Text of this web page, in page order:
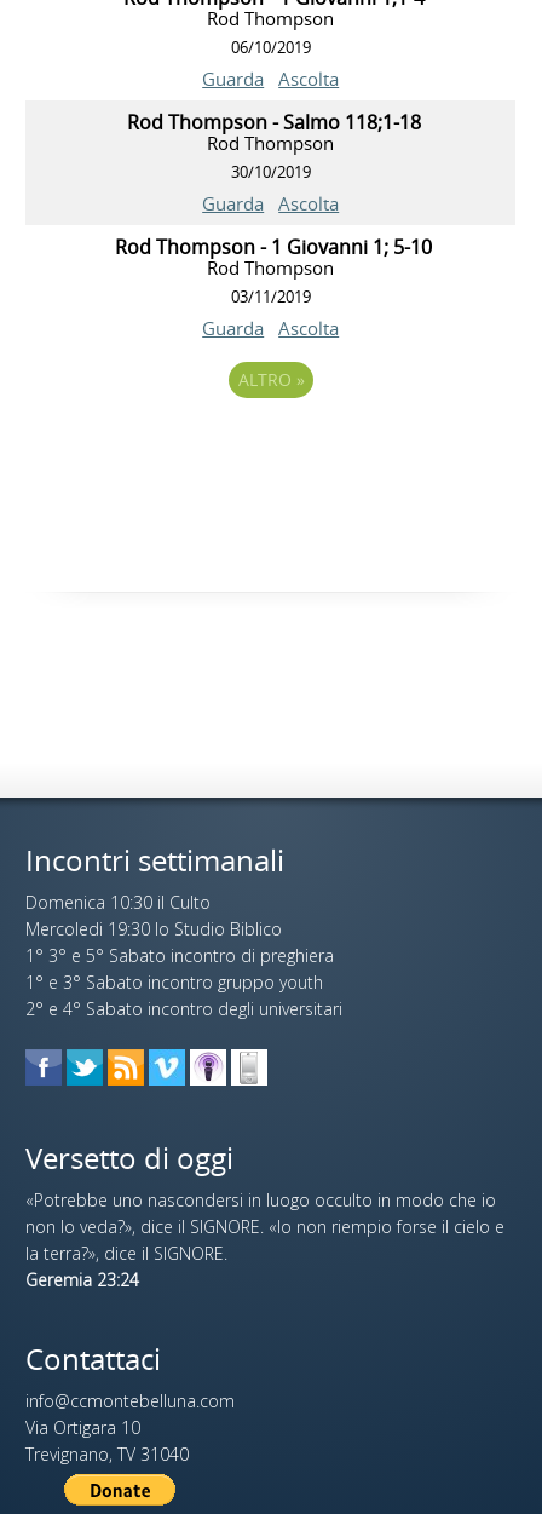
Rod Thompson
06/10/2019
Guarda Ascolta
Rod Thompson - Salmo 118;1-18
Rod Thompson
30/10/2019
Guarda Ascolta
Rod Thompson - 1 Giovanni 1; 5-10
Rod Thompson
03/11/2019
Guarda Ascolta
ALTRO »
Incontri settimanali
Domenica 10:30 il Culto
Mercoledi 19:30 lo Studio Biblico
1° 3° e 5° Sabato incontro di preghiera
1° e 3° Sabato incontro gruppo youth
2° e 4° Sabato incontro degli universitari
Versetto di oggi
«Potrebbe uno nascondersi in luogo occulto in modo che io
non lo veda?», dice il SIGNORE. «Io non riempio forse il cielo e
la terra?», dice il SIGNORE.
Geremia 23:24
Contattaci
info@ccmontebelluna.com
Via Ortigara 10
Trevignano, TV 31040